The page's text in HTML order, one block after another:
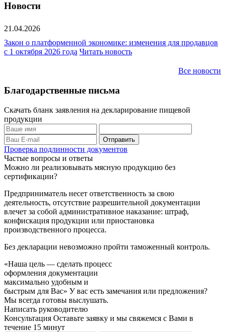
Новости
21.04.2026
Закон о платформенной экономике: изменения для продавцов
с 1 октября 2026 года Читать новость
Все новости
Благодарственные письма
Скачать бланк заявления на декларирование пищевой
продукции
Проверка подлинности документов
Частые вопросы и ответы
Можно ли реализовывать мясную продукцию без
сертификации?
Предприниматель несет ответственность за свою
деятельность, отсутствие разрешительной документации
влечет за собой административное наказание: штраф,
конфискация продукции или приостановка
производственного процесса.
Без декларации невозможно пройти таможенный контроль.
«Наша цель — сделать процесс
оформления документации
максимально удобным и
быстрым для Вас» У вас есть замечания или предложения?
Мы всегда готовы выслушать.
Написать руководителю
Консультация Оставьте заявку и мы свяжемся с Вами в
течение 15 минут